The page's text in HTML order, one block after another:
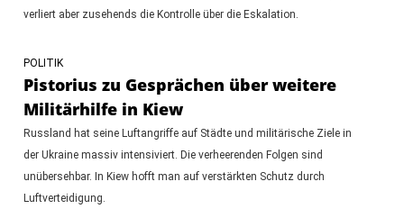
verliert aber zusehends die Kontrolle über die Eskalation.
POLITIK
Pistorius zu Gesprächen über weitere
Militärhilfe in Kiew
Russland hat seine Luftangriffe auf Städte und militärische Ziele in
der Ukraine massiv intensiviert. Die verheerenden Folgen sind
unübersehbar. In Kiew hofft man auf verstärkten Schutz durch
Luftverteidigung.